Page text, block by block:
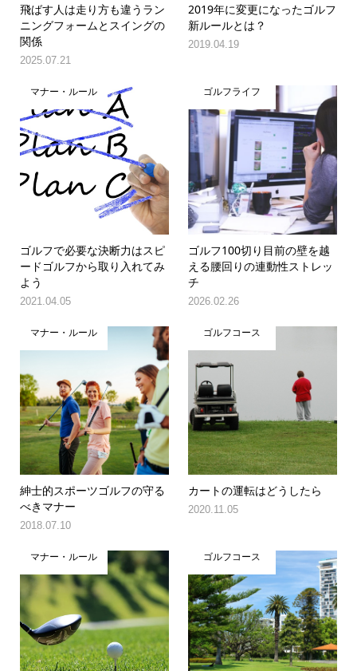
飛ばす人は走り方も違うラン
ニングフォームとスイングの
関係
2025.07.21
2019年に変更になったゴルフ
新ルールとは？
2019.04.19
マナー・ルール
ゴルフで必要な決断力はスピ
ードゴルフから取り入れてみ
よう
2021.04.05
ゴルフライフ
ゴルフ100切り目前の壁を越
える腰回りの連動性ストレッ
チ
2026.02.26
マナー・ルール
紳士的スポーツゴルフの守る
べきマナー
2018.07.10
ゴルフコース
カートの運転はどうしたら
2020.11.05
マナー・ルール ゴルフコース